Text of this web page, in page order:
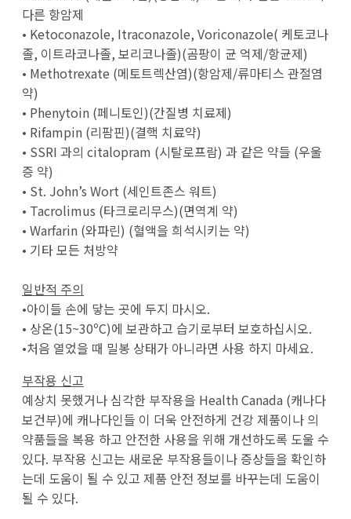
다른 항암제
• Ketoconazole, Itraconazole, Voriconazole( 케토코나
졸, 이트라코나졸, 보리코나졸)(곰팡이 균 억제/항균제)
• Methotrexate (메토트렉산염)(항암제/류마티스 관절염
약)
• Phenytoin (페니토인)(간질병 치료제)
• Rifampin (리팜핀)(결핵 치료약)
• SSRI 과의 citalopram (시탈로프람) 과 같은 약들 (우울
증 약)
• St. John’s Wort (세인트존스 워트)
• Tacrolimus (타크로리무스)(면역계 약)
• Warfarin (와파린) (혈액을 희석시키는 약)
• 기타 모든 처방약
일반적 주의
•아이들 손에 닿는 곳에 두지 마시오.
• 상온(15~30ºC)에 보관하고 습기로부터 보호하십시오.
•처음 열었을 때 밀봉 상태가 아니라면 사용 하지 마세요.
부작용 신고
예상치 못했거나 심각한 부작용을 Health Canada (캐나다
보건부)에 캐나다인들 이 더욱 안전하게 건강 제품이나 의
약품들을 복용 하고 안전한 사용을 위해 개선하도록 도울 수
있다. 부작용 신고는 새로운 부작용들이나 증상들을 확인하
는데 도움이 될 수 있고 제품 안전 정보를 바꾸는데 도움이
될 수 있다.